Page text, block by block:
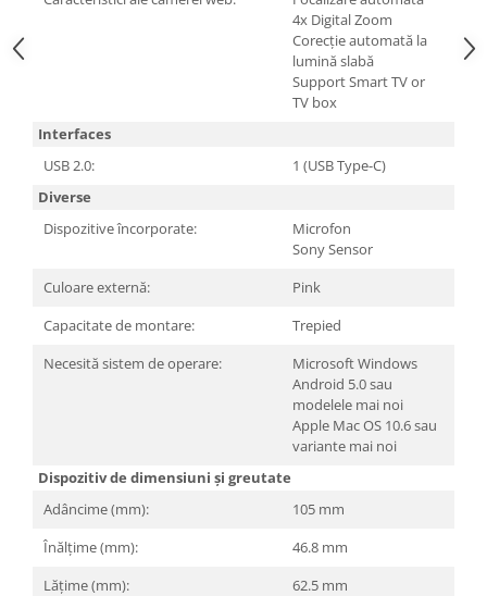
Multiboard & Accessorii
Foto & Video
Cloud si Aplicatii SaaS
Sisteme Videoconferinta
Securitate Date
4x Digital Zoom
Corecție automată la
lumină slabă
Support Smart TV or
TV box
Interfaces
USB 2.0:
1 (USB Type-C)
Diverse
Dispozitive încorporate:
Microfon
Sony Sensor
Culoare externă:
Pink
Capacitate de montare:
Trepied
Necesită sistem de operare:
Microsoft Windows
Android 5.0 sau
modelele mai noi
Apple Mac OS 10.6 sau
variante mai noi
Dispozitiv de dimensiuni și greutate
Adâncime (mm):
105 mm
Înălțime (mm):
46.8 mm
Lățime (mm):
62.5 mm